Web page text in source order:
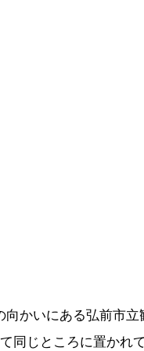
向かいにある弘前市
同じところに置かれ